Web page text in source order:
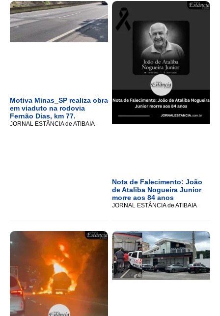
Motiva Minas_SP realiza obra
em viaduto na rodovia
Fernão Dias, km 77.
JORNAL ESTÂNCIA de ATIBAIA
Nota de Falecimento: João
de Ataliba Nogueira Junior
morre aos 84 anos
JORNAL ESTÂNCIA de ATIBAIA